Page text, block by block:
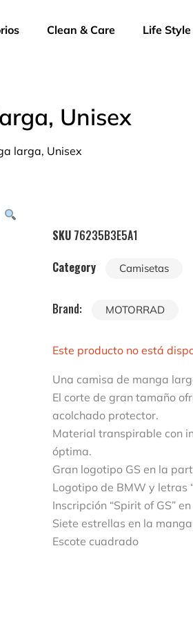
Clean & Care Life Style
Unisex
larga, Unisex
SKU 76235B3E5A1
Category
Camisetas
Brand: MOTORRAD
Este producto no está
Una camisa de manga
El corte de gran tamaño
acolchado protector.
Material transpirable con
óptima.
Gran logotipo GS en la
Logotipo de BMW y letras
Inscripción “Spirit of GS”
Siete estrellas en la
Escote cuadrado